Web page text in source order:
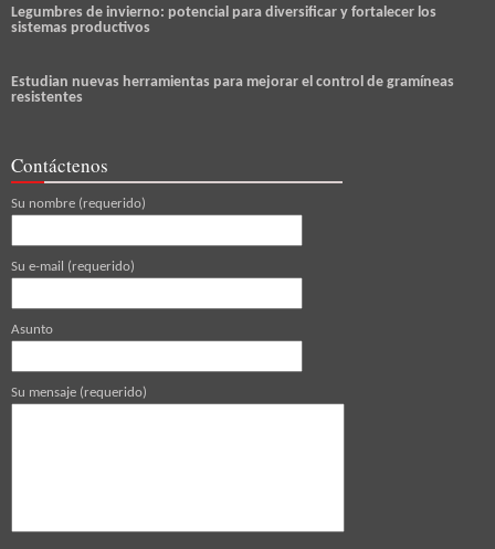
Legumbres de invierno: potencial para diversificar y fortalecer los
sistemas productivos
Estudian nuevas herramientas para mejorar el control de gramíneas
resistentes
Contáctenos
Su nombre (requerido)
Su e-mail (requerido)
Asunto
Su mensaje (requerido)